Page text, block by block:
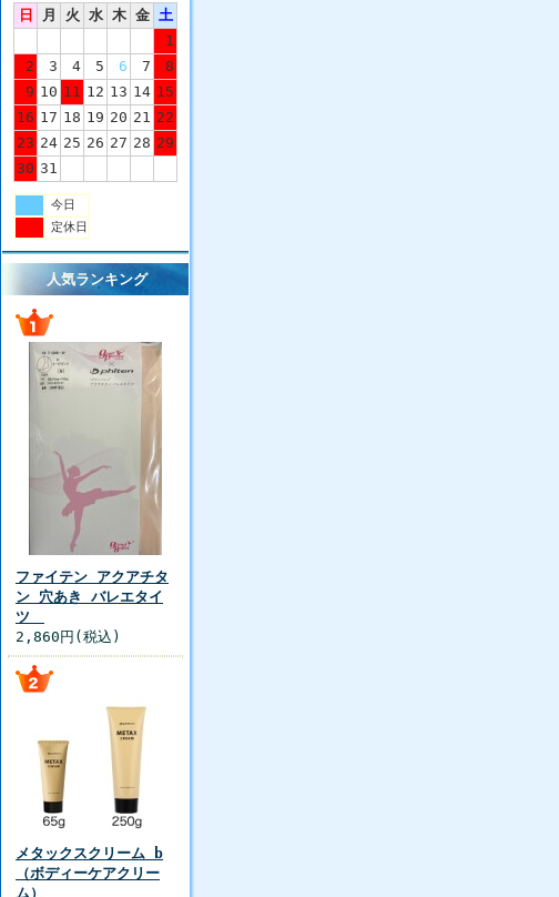
日
月 火 水 木 金 土
1
2
3 4 5 6 7
8
9 10 11 12 13 14 15
16 17 18 19 20 21 22
23 24 25 26 27 28 29
30 31
今日
定休日
人気ランキング
ファイテン アクアチタ
ン 穴あき バレエタイ
ツ
2,860円(税込)
メタックスクリーム b
（ボディーケアクリー
ム）